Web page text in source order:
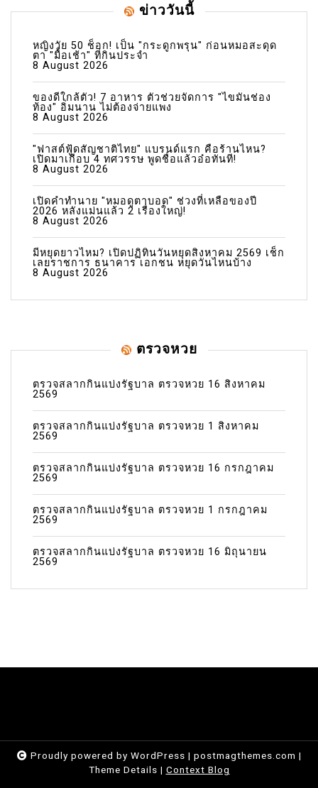
ข่าววันนี้
หญิงวัย 50 ช็อก! เป็น "กระดูกพรุน" ก่อนหมอสะดุด
ตา "มื้อเช้า" ที่กินประจำ
8 August 2026
ของดีใกล้ตัว! 7 อาหาร ตัวช่วยจัดการ "ไขมันช่อง
ท้อง" อิ่มนาน ไม่ต้องจ่ายแพง
8 August 2026
"ฟาสต์ฟู้ดสัญชาติไทย" แบรนด์แรก คือร้านไหน?
เปิดมาเกือบ 4 ทศวรรษ พูดชื่อแล้วอ๋อทันที!
8 August 2026
เปิดคำทำนาย "หมอดูตาบอด" ช่วงที่เหลือของปี
2026 หลังแม่นแล้ว 2 เรื่องใหญ่!
8 August 2026
มีหยุดยาวไหม? เปิดปฏิทินวันหยุดสิงหาคม 2569 เช็ก
เลยราชการ ธนาคาร เอกชน หยุดวันไหนบ้าง
8 August 2026
ตรวจหวย
ตรวจสลากกินแบ่งรัฐบาล ตรวจหวย 16 สิงหาคม
2569
ตรวจสลากกินแบ่งรัฐบาล ตรวจหวย 1 สิงหาคม
2569
ตรวจสลากกินแบ่งรัฐบาล ตรวจหวย 16 กรกฎาคม
2569
ตรวจสลากกินแบ่งรัฐบาล ตรวจหวย 1 กรกฎาคม
2569
ตรวจสลากกินแบ่งรัฐบาล ตรวจหวย 16 มิถุนายน
2569
Proudly powered by WordPress | postmagthemes.com |
Theme Details | Context Blog